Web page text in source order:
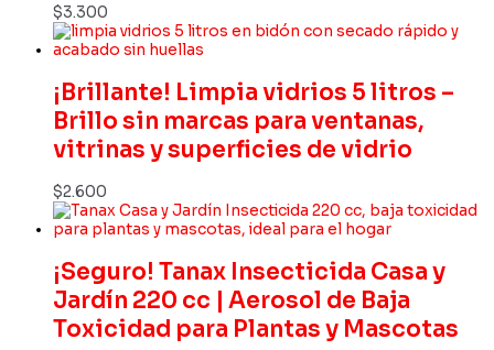
$3.300
¡Brillante! Limpia vidrios 5 litros –
Brillo sin marcas para ventanas,
vitrinas y superficies de vidrio
$2.600
¡Seguro! Tanax Insecticida Casa y
Jardín 220 cc | Aerosol de Baja
Toxicidad para Plantas y Mascotas